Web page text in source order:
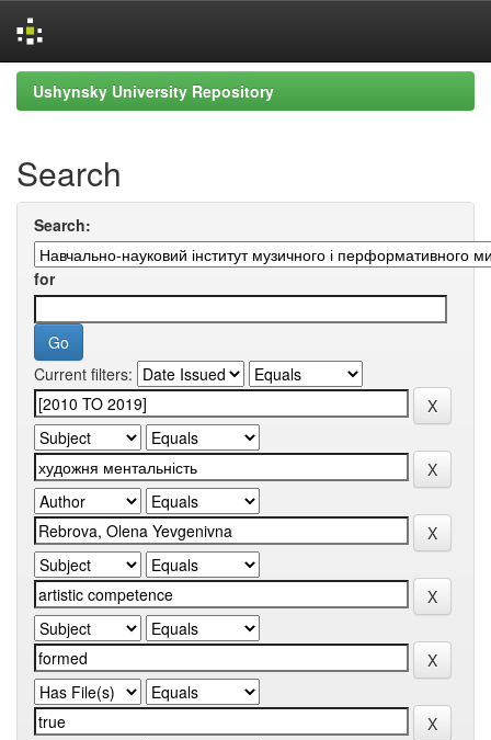
Skip
navigation
Ushynsky University Repository
Search
Search:
for
Current filters: